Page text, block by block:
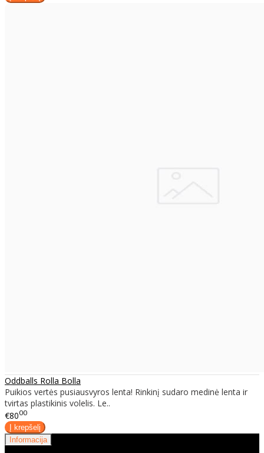
Oddballs Rolla Bolla
Puikios vertės pusiausvyros lenta! Rinkinį sudaro medinė lenta ir
tvirtas plastikinis volelis. Le..
€8000
Informacija